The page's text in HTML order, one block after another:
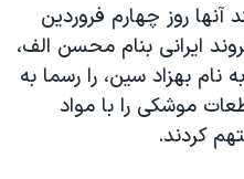
آنها روز چهارم فروردین
یک شهروند ایرانی بنام محسن الف،
نام بهزاد سین، را رسما به
موشکی را با مواد
کردند.